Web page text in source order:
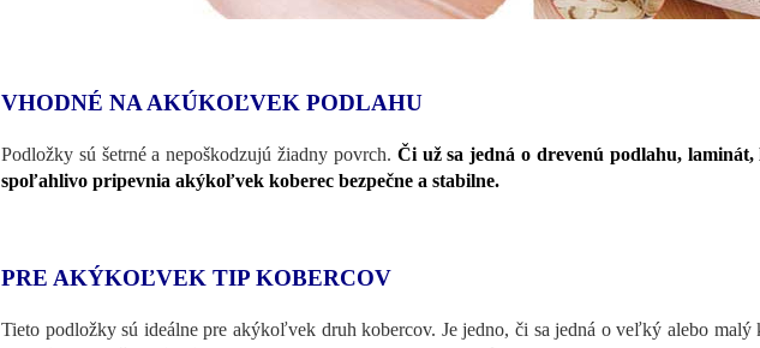
VHODNÉ NA AKÚKOĽVEK PODLAHU
Podložky sú šetrné a nepoškodzujú žiadny povrch. Či už sa jedná o drevenú podlahu,
spoľahlivo pripevnia akýkoľvek koberec bezpečne a stabilne.
PRE AKÝKOĽVEK TIP KOBERCOV
Tieto podložky sú ideálne pre akýkoľvek druh kobercov. Je jedno, či sa jedná o veľký alebo malý